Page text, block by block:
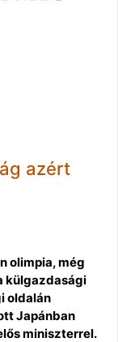
azért
olimpia, még
külgazdasági
oldalán
Japánban
miniszterrel.